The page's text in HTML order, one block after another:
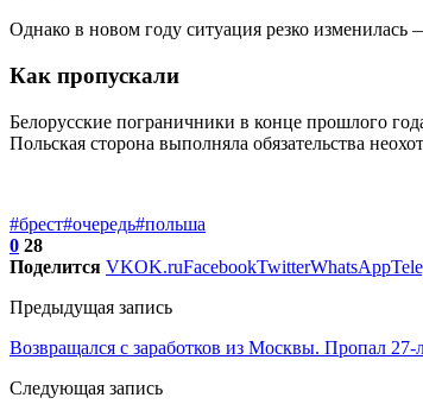
Однако в новом году ситуация резко
Как пропускали
Белорусские пограничники в конце прошлого
Польская сторона выполняла обязательства
#брест#очередь#польша
0 28
Поделится VKOK.ruFacebookTwitterWhatsApp
Предыдущая запись
Возвращался с заработков из Москвы. Пропал
Следующая запись